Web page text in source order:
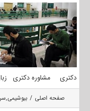
محتوا
دکتری مشاوره دکتری
صفحه اصلی بیوشیمی,